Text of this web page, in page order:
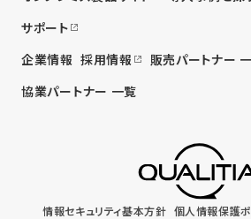
サポート
企業情報 採用情報
販売パートナー
協業パートナー 一覧
情報セキュリティ基本方針 個人情報保護